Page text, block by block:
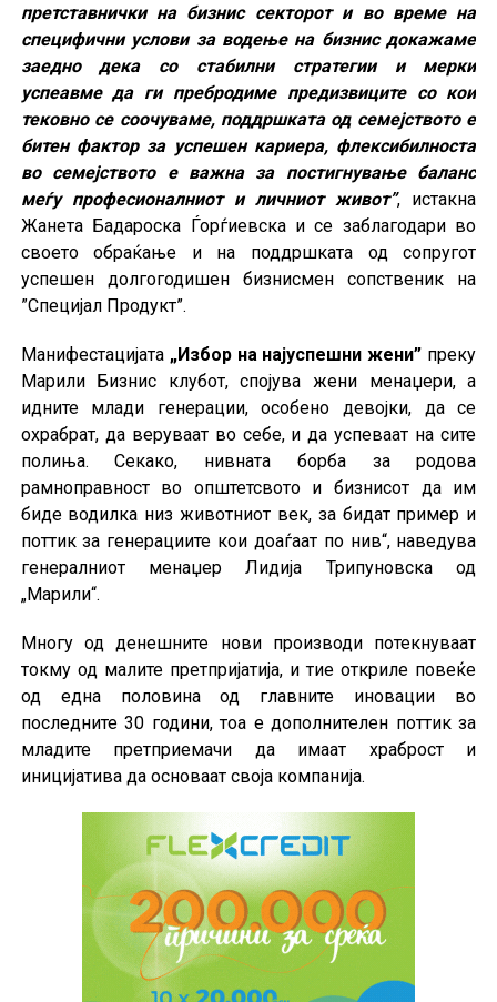
претставнички на бизнис секторот и во време на
специфични услови за водење на бизнис докажаме
заедно дека со стабилни стратегии и мерки
успеавме да ги пребродиме предизвиците со кои
тековно се соочуваме, поддршката од семејството е
битен фактор за успешен кариера, флексибилноста
во семејството е важна за постигнување баланс
меѓу професионалниот и личниот живот”, истакна
Жанета Бадароска Ѓорѓиевска и се заблагодари во
своето обраќање и на поддршката од сопругот
успешен долгогодишен бизнисмен сопственик на
”Специјал Продукт”.
Манифестацијата „Избор на најуспешни жени” преку
Марили Бизнис клубот, спојува жени менаџери, а
идните млади генерации, особено девојки, да се
охрабрат, да веруваат во себе, и да успеваат на сите
полиња. Секако, нивната борба за родова
рамноправност во општетсвото и бизнисот да им
биде водилка низ животниот век, за бидат пример и
поттик за генерациите кои доаѓаат по нив“, наведува
генералниот менаџер Лидија Трипуновска од
„Марили“.
Многу од денешните нови производи потекнуваат
токму од малите претпријатија, и тие откриле повеќе
од една половина од главните иновации во
последните 30 години, тоа е дополнителен поттик за
младите претприемачи да имаат храброст и
иницијатива да основаат своја компанија.